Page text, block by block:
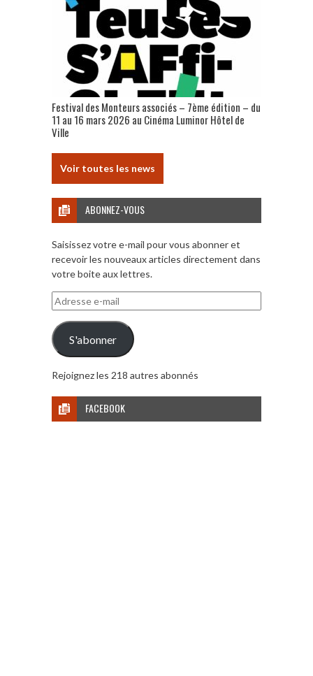
Festival des Monteurs associés – 7ème édition – du
11 au 16 mars 2026 au Cinéma Luminor Hôtel de
Ville
Voir toutes les news
ABONNEZ-VOUS
Saisissez votre e-mail pour vous abonner et
recevoir les nouveaux articles directement dans
votre boite aux lettres.
Adresse
e-
mail
S'abonner
Rejoignez les 218 autres abonnés
FACEBOOK